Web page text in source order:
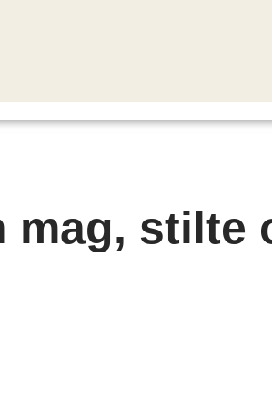
mag, stilte